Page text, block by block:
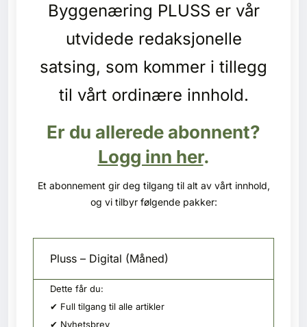
Kontakt ossByggenæring PLUSS er vår
utvidede redaksjonelle
satsing, som kommer i tillegg
til vårt ordinære innhold.
Er du allerede abonnent?
Logg inn her.
Et abonnement gir deg tilgang til alt av vårt innhold,
og vi tilbyr følgende pakker:
Pluss – Digital (Måned)
Dette får du:
✔ Full tilgang til alle artikler
✔ Nyhetsbrev